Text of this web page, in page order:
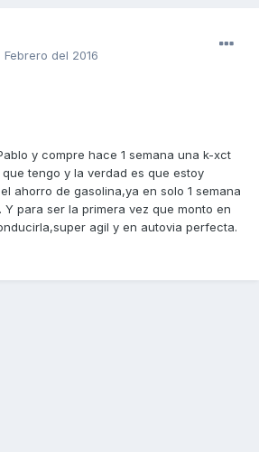
Febrero del 2016
y compre hace 1 semana una k-xct
que tengo y la verdad es que estoy
ahorro de gasolina,ya en solo 1 semana
para ser la primera vez que monto en
agil y en autovia perfecta.